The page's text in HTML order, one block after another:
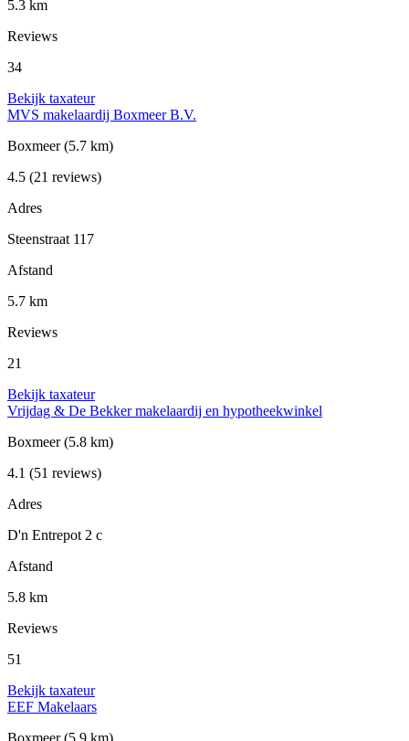
5.3 km
Reviews
34
Bekijk taxateur
MVS makelaardij Boxmeer B.V.
Boxmeer(5.7 km)
4.5 (21 reviews)
Adres
Steenstraat 117
Afstand
5.7 km
Reviews
21
Bekijk taxateur
Vrijdag & De Bekker makelaardij en hypotheekwinkel
Boxmeer(5.8 km)
4.1 (51 reviews)
Adres
D'n Entrepot 2 c
Afstand
5.8 km
Reviews
51
Bekijk taxateur
EEF Makelaars